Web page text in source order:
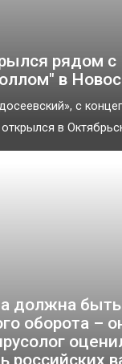
рядом с
в
с
в
должна быть
оборота –
российских